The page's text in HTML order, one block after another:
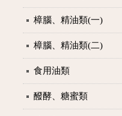
樟腦、精油類(一)
樟腦、精油類(二)
食用油類
醱酵、糖蜜類